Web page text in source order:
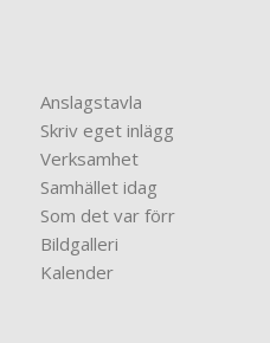
Anslagstavla
Skriv eget inlägg
Verksamhet
Samhället idag
Som det var förr
Bildgalleri
Kalender